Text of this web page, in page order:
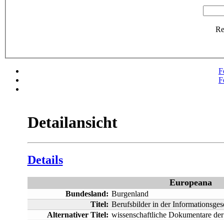
Detailansicht
Details
Europeana
Bundesland: Burgenland
Titel: Berufsbilder in der
Alternativer Titel: wissenschaftliche Dokumentare